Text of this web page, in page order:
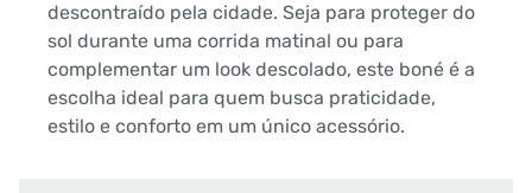
descontraído pela cidade. Seja para proteger do
sol durante uma corrida matinal ou para
complementar um look descolado, este boné é a
escolha ideal para quem busca praticidade,
estilo e conforto em um único acessório.